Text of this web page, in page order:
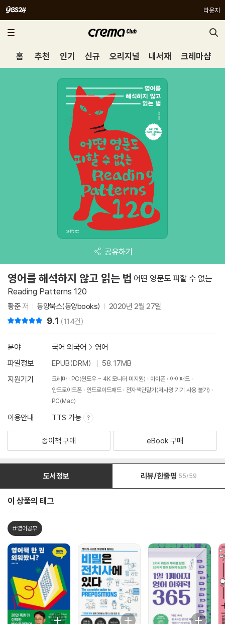
라운지
홈 추천 인기 신규 오리지널 내서재 크레마샵
공유하기
영어를 해석하지 않고 읽는 법 어떤 영문도 피할 수 없는
Reading Patterns 120
황준저 동양북스(동양books) 2020년 2월 27일
9.1 (114건)
분야 국어 외국어 > 영어
파일정보
EPUB(DRM)
58.17MB
지원기기
크레마 PC(윈도우 - 4K 모니터 미지원) 아이폰
아이패드
안드로이드폰
안드로이드패드
전자책단말기(저사양 기기 사용 불가)
PC(Mac)
이용안내 TTS 가능
종이책 구매 eBook 구매
도서정보 리뷰/한줄평 55/59
이 상품의 태그
#영어공부